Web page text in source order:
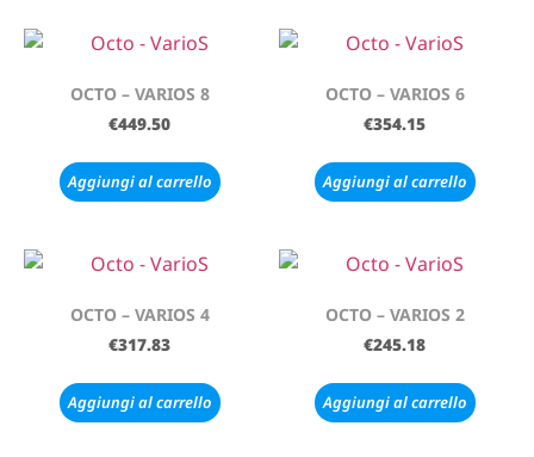
OCTO – VARIOS 8
€449.50
Aggiungi al carrello
OCTO – VARIOS 6
€354.15
Aggiungi al carrello
OCTO – VARIOS 4
€317.83
Aggiungi al carrello
OCTO – VARIOS 2
€245.18
Aggiungi al carrello